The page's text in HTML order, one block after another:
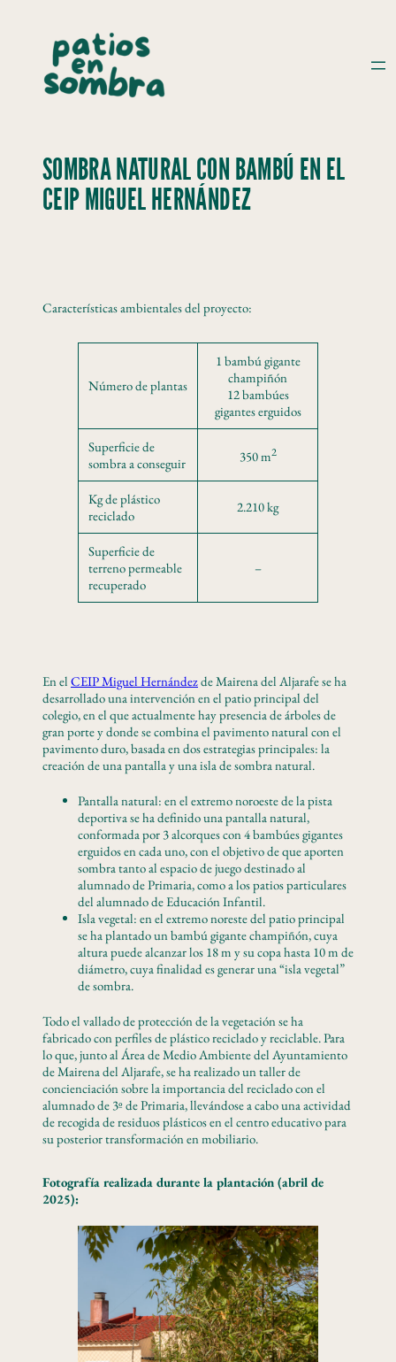
contenido
SOMBRA NATURAL CON BAMBÚ EN EL
CEIP MIGUEL HERNÁNDEZ
Características ambientales del proyecto:
Número de plantas
1 bambú gigante
champiñón
12 bambúes
gigantes erguidos
Superficie de
sombra a conseguir
350 m2
Kg de plástico
reciclado
2.210 kg
Superficie de
terreno permeable
recuperado
–
En el CEIP Miguel Hernándezde Mairena del Aljarafe se ha
desarrollado una intervención en el patio principal del
colegio, en el que actualmente hay presencia de árboles de
gran porte y donde se combina el pavimento natural con el
pavimento duro, basada en dos estrategias principales: la
creación de una pantalla y una isla de sombra natural.
Pantalla natural: en el extremo noroeste de la pista
deportiva se ha definido una pantalla natural,
conformada por 3 alcorques con 4 bambúes gigantes
erguidos en cada uno, con el objetivo de que aporten
sombra tanto al espacio de juego destinado al
alumnado de Primaria, como a los patios particulares
del alumnado de Educación Infantil.
Isla vegetal: en el extremo noreste del patio principal
se ha plantado un bambú gigante champiñón, cuya
altura puede alcanzar los 18 m y su copa hasta 10 m de
diámetro, cuya finalidad es generar una “isla vegetal”
de sombra.
Todo el vallado de protección de la vegetación se ha
fabricado con perfiles de plástico reciclado y reciclable. Para
lo que, junto al Área de Medio Ambiente del Ayuntamiento
de Mairena del Aljarafe, se ha realizado un taller de
concienciación sobre la importancia del reciclado con el
alumnado de 3º de Primaria, llevándose a cabo una actividad
de recogida de residuos plásticos en el centro educativo para
su posterior transformación en mobiliario.
Fotografía realizada durante la plantación (abril de
2025):